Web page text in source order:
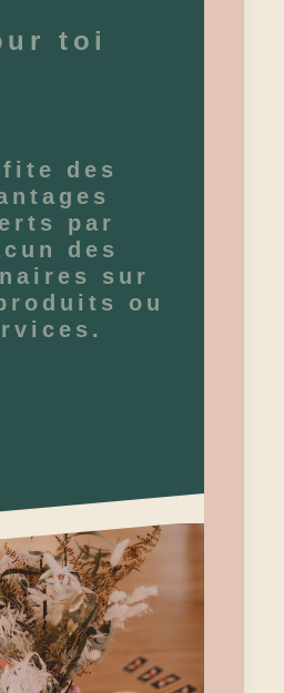
toi
des
par
des
sur
ou